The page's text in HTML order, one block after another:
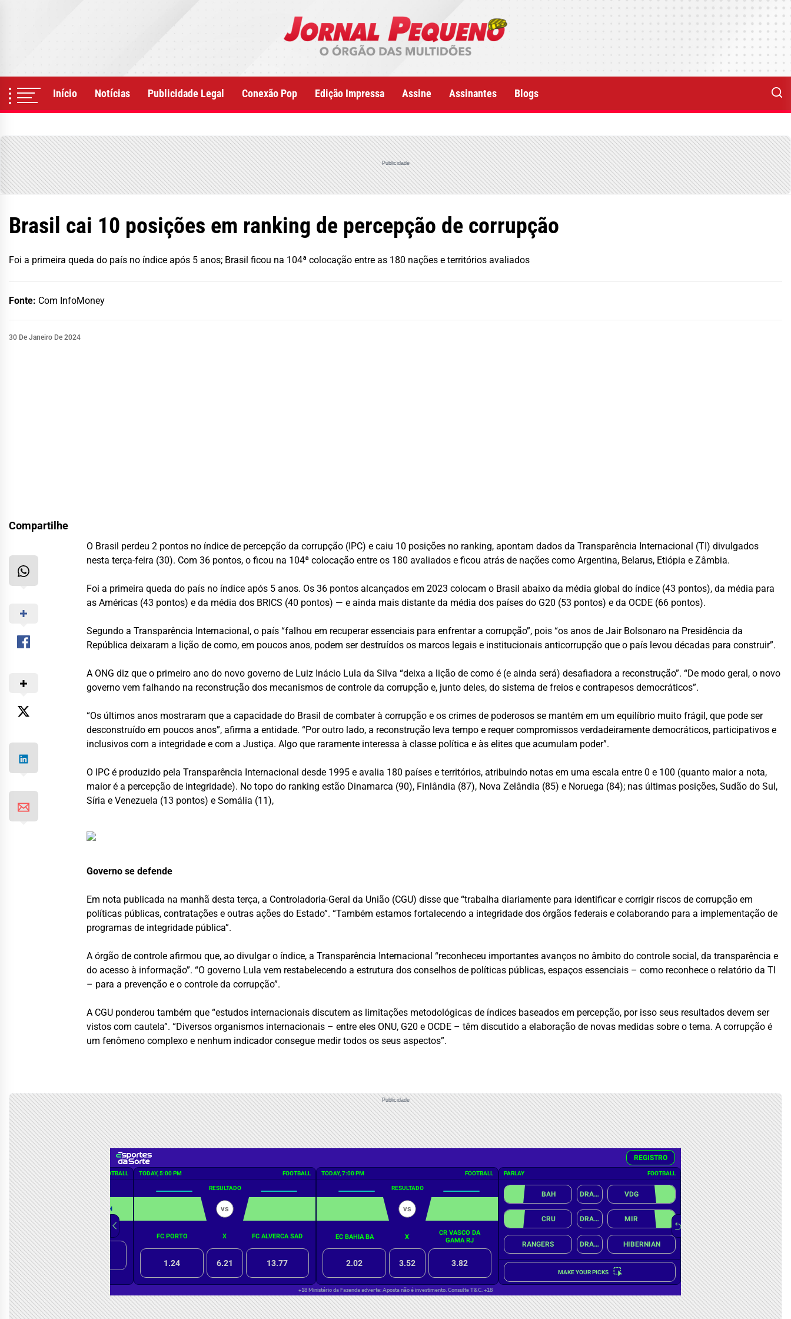
Início Notícias Publicidade Legal Conexão Pop Edição Impressa Assine Assinantes Blogs
Publicidade
Brasil cai 10 posições em ranking de percepção de corrupção
Foi a primeira queda do país no índice após 5 anos; Brasil ficou na 104ª colocação entre as 180 nações e territórios avaliados
Fonte: Com InfoMoney
30 De Janeiro De 2024
Compartilhe
O Brasil perdeu 2 pontos no índice de percepção da corrupção (IPC) e caiu 10 posições no ranking, apontam dados da Transparência Internacional (TI) divulgados
nesta terça-feira (30). Com 36 pontos, o ficou na 104ª colocação entre os 180 avaliados e ficou atrás de nações como Argentina, Belarus, Etiópia e Zâmbia.
Foi a primeira queda do país no índice após 5 anos. Os 36 pontos alcançados em 2023 colocam o Brasil abaixo da média global do índice (43 pontos), da média para
as Américas (43 pontos) e da média dos BRICS (40 pontos) — e ainda mais distante da média dos países do G20 (53 pontos) e da OCDE (66 pontos).
Segundo a Transparência Internacional, o país “falhou em recuperar essenciais para enfrentar a corrupção”, pois “os anos de Jair Bolsonaro na Presidência da
República deixaram a lição de como, em poucos anos, podem ser destruídos os marcos legais e institucionais anticorrupção que o país levou décadas para construir”.
A ONG diz que o primeiro ano do novo governo de Luiz Inácio Lula da Silva “deixa a lição de como é (e ainda será) desafiadora a reconstrução”. “De modo geral, o novo
governo vem falhando na reconstrução dos mecanismos de controle da corrupção e, junto deles, do sistema de freios e contrapesos democráticos”.
“Os últimos anos mostraram que a capacidade do Brasil de combater à corrupção e os crimes de poderosos se mantém em um equilíbrio muito frágil, que pode ser
desconstruído em poucos anos”, afirma a entidade. “Por outro lado, a reconstrução leva tempo e requer compromissos verdadeiramente democráticos, participativos e
inclusivos com a integridade e com a Justiça. Algo que raramente interessa à classe política e às elites que acumulam poder”.
O IPC é produzido pela Transparência Internacional desde 1995 e avalia 180 países e territórios, atribuindo notas em uma escala entre 0 e 100 (quanto maior a nota,
maior é a percepção de integridade). No topo do ranking estão Dinamarca (90), Finlândia (87), Nova Zelândia (85) e Noruega (84); nas últimas posições, Sudão do Sul,
Síria e Venezuela (13 pontos) e Somália (11),
Governo se defende
Em nota publicada na manhã desta terça, a Controladoria-Geral da União (CGU) disse que “trabalha diariamente para identificar e corrigir riscos de corrupção em
políticas públicas, contratações e outras ações do Estado”. “Também estamos fortalecendo a integridade dos órgãos federais e colaborando para a implementação de
programas de integridade pública”.
A órgão de controle afirmou que, ao divulgar o índice, a Transparência Internacional “reconheceu importantes avanços no âmbito do controle social, da transparência e
do acesso à informação”. “O governo Lula vem restabelecendo a estrutura dos conselhos de políticas públicas, espaços essenciais – como reconhece o relatório da TI
– para a prevenção e o controle da corrupção”.
A CGU ponderou também que “estudos internacionais discutem as limitações metodológicas de índices baseados em percepção, por isso seus resultados devem ser
vistos com cautela”. “Diversos organismos internacionais – entre eles ONU, G20 e OCDE – têm discutido a elaboração de novas medidas sobre o tema. A corrupção é
um fenômeno complexo e nenhum indicador consegue medir todos os seus aspectos”.
Publicidade